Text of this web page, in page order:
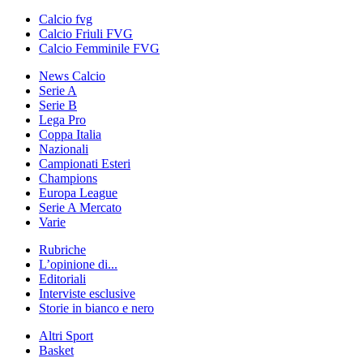
Calcio fvg
Calcio Friuli FVG
Calcio Femminile FVG
News Calcio
Serie A
Serie B
Lega Pro
Coppa Italia
Nazionali
Campionati Esteri
Champions
Europa League
Serie A Mercato
Varie
Rubriche
L’opinione di...
Editoriali
Interviste esclusive
Storie in bianco e nero
Altri Sport
Basket